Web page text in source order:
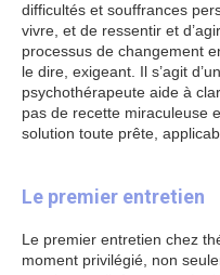
difficultés et souffrances
vivre, et de ressentir et
processus de changement
le dire, exigeant. Il s’agit
psychothérapeute aide à
pas de recette miraculeuse
solution toute prête,
Le premier entretien
Le premier entretien chez
moment privilégié, non